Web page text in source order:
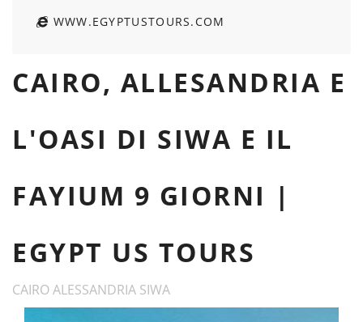
WWW.EGYPTUSTOURS.COM
CAIRO, ALLESANDRIA E
L'OASI DI SIWA E IL
FAYIUM 9 GIORNI |
EGYPT US TOURS
CAIRO ALESSANDRIA SIWA